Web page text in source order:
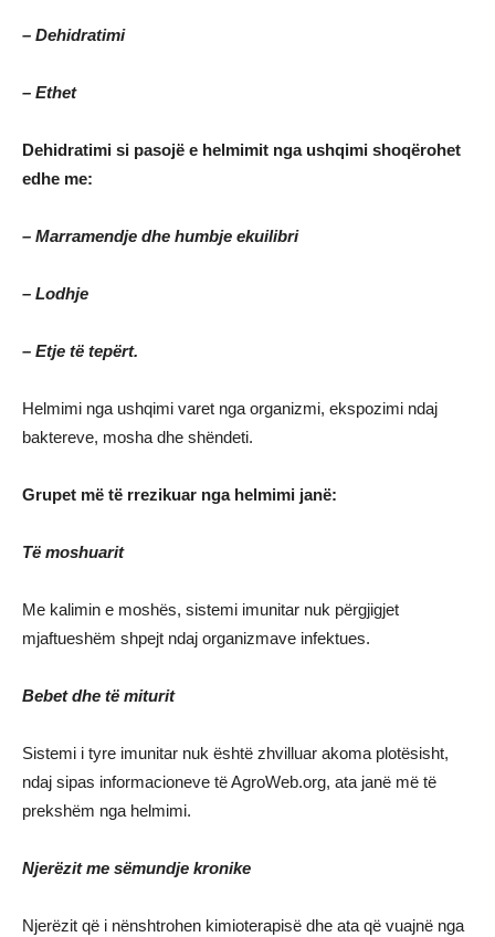
– Dehidratimi
– Ethet
Dehidratimi si pasojë e helmimit nga ushqimi shoqërohet
edhe me:
– Marramendje dhe humbje ekuilibri
– Lodhje
– Etje të tepërt.
Helmimi nga ushqimi varet nga organizmi, ekspozimi ndaj
baktereve, mosha dhe shëndeti.
Grupet më të rrezikuar nga helmimi janë:
Të moshuarit
Me kalimin e moshës, sistemi imunitar nuk përgjigjet
mjaftueshëm shpejt ndaj organizmave infektues.
Bebet dhe të miturit
Sistemi i tyre imunitar nuk është zhvilluar akoma plotësisht,
ndaj sipas informacioneve të AgroWeb.org, ata janë më të
prekshëm nga helmimi.
Njerëzit me sëmundje kronike
Njerëzit që i nënshtrohen kimioterapisë dhe ata që vuajnë nga